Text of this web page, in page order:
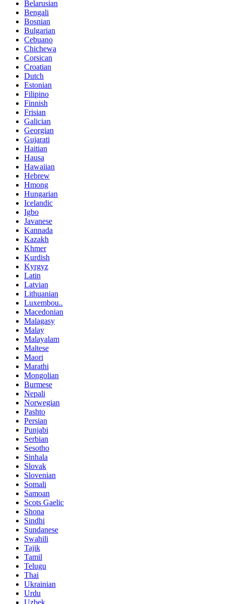
Belarusian
Bengali
Bosnian
Bulgarian
Cebuano
Chichewa
Corsican
Croatian
Dutch
Estonian
Filipino
Finnish
Frisian
Galician
Georgian
Gujarati
Haitian
Hausa
Hawaiian
Hebrew
Hmong
Hungarian
Icelandic
Igbo
Javanese
Kannada
Kazakh
Khmer
Kurdish
Kyrgyz
Latin
Latvian
Lithuanian
Luxembou..
Macedonian
Malagasy
Malay
Malayalam
Maltese
Maori
Marathi
Mongolian
Burmese
Nepali
Norwegian
Pashto
Persian
Punjabi
Serbian
Sesotho
Sinhala
Slovak
Slovenian
Somali
Samoan
Scots Gaelic
Shona
Sindhi
Sundanese
Swahili
Tajik
Tamil
Telugu
Thai
Ukrainian
Urdu
Uzbek